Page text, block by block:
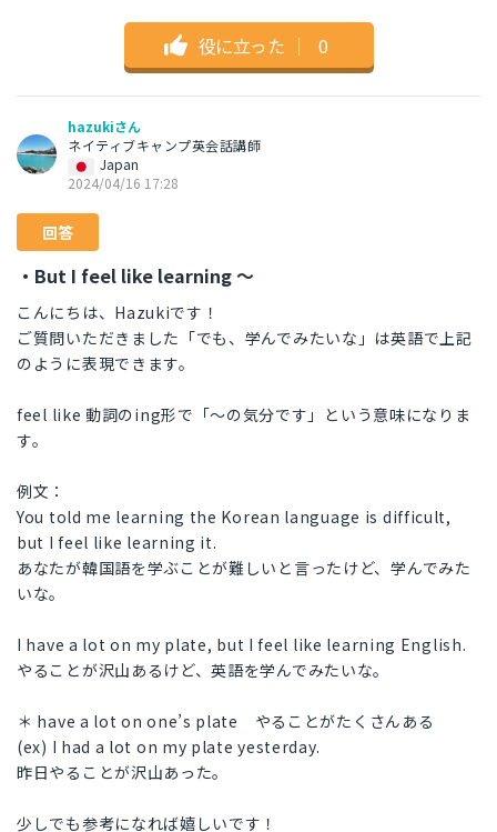
役に立った ｜ 0
hazukiさん
ネイティブキャンプ英会話講師
Japan
2024/04/16 17:28
回答
・But I feel like learning ～
こんにちは、Hazukiです！
ご質問いただきました「でも、学んでみたいな」は英語で上記
のように表現できます。
feel like 動詞のing形で「～の気分です」という意味になりま
す。
例文：
You told me learning the Korean language is difficult,
but I feel like learning it.
あなたが韓国語を学ぶことが難しいと言ったけど、学んでみた
いな。
I have a lot on my plate, but I feel like learning English.
やることが沢山あるけど、英語を学んでみたいな。
＊ have a lot on one’s plate やることがたくさんある
(ex) I had a lot on my plate yesterday.
昨日やることが沢山あった。
少しでも参考になれば嬉しいです！